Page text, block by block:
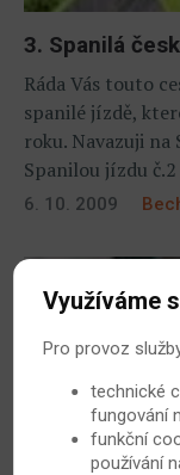
3. Spanilá
Ráda Vás touto
spanilé jízdě,
roku. Navazuji
Spanilou jízdu
6. 10. 2009
Využíváme
Pro provoz
technické
fungování
funkční
používání